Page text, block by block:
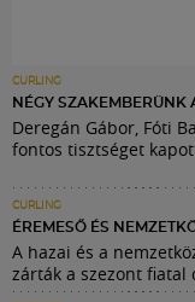
CURLING
NÉGY SZAKEMBERÜNK
Deregán Gábor, Fóti
fontos tisztséget
CURLING
ÉREMESŐ ÉS
A hazai és a
zárták a szezont fiatal